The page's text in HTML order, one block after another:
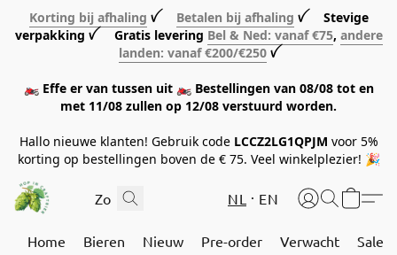
Korting bij afhaling ꪜ Betalen bij afhaling ꪜ Stevige
verpakking ꪜ Gratis levering Bel & Ned: vanaf €75, andere
landen: vanaf €200/€250 ꪜ
🏍️ Effe er van tussen uit 🏍️ Bestellingen van 08/08 tot en
met 11/08 zullen op 12/08 verstuurd worden.
Hallo nieuwe klanten! Gebruik code LCCZ2LG1QPJM voor 5%
korting op bestellingen boven de € 75. Veel winkelplezier! 🎉
NL EN
Home Bieren Nieuw Pre-order Verwacht Sale